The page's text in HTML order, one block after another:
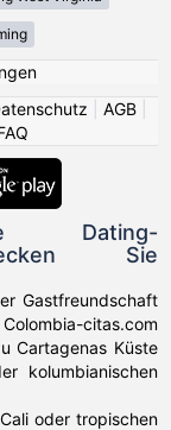
AGB
Dating-
Sie
Gastfreundschaft
citas.com
Cartagenas Küste
kolumbianischen
oder tropischen